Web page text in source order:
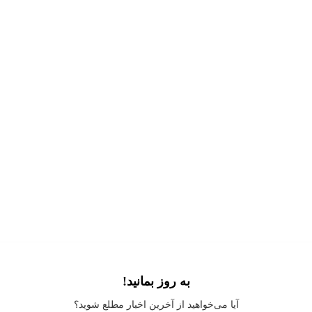
Application error: a client
-side exception has occurred while loading
به روز بمانید!
آیا می‌خواهید از آخرین اخبار مطلع شوید؟